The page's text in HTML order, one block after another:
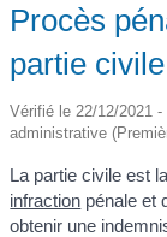
Procès
partie
Vérifié le 22/12/2021
administrative
La partie civile est
infraction pénale et
obtenir une